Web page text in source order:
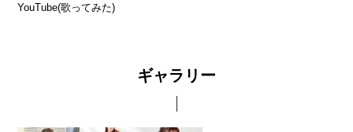
YouTube(歌ってみた)
ギャラリー